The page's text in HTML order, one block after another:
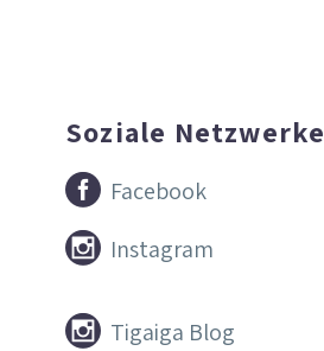
Soziale Netzwerke

 Facebook

 Instagram

 Tigaiga Blog